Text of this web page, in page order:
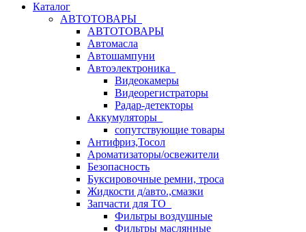
Каталог
АВТОТОВАРЫ
АВТОТОВАРЫ
Автомасла
Автошампуни
Автоэлектроника
Видеокамеры
Видеорегистраторы
Радар-детекторы
Аккумуляторы
сопутствующие товары
Антифриз,Тосол
Ароматизаторы/освежители
Безопасность
Буксировочные ремни, троса
Жидкости д/авто.,смазки
Запчасти для ТО
Фильтры воздушные
Фильтры маслянные